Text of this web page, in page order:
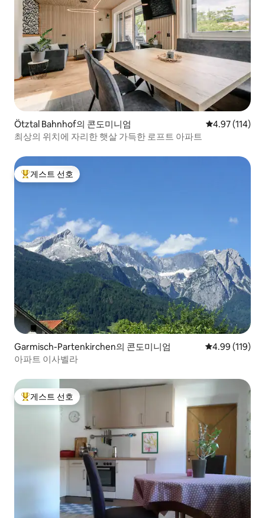
Ötztal Bahnhof의 콘도미니엄 평점 4.97점(5
4.97 (114)
최상의 위치에 자리한 햇살 가득한 로프트 아파트
상위 게스트 선호
게스트 선호
Garmisch-Partenkirchen의 콘도미니엄 평점 4.99점(5
4.99 (119)
아파트 이사벨라
상위 게스트 선호
게스트 선호